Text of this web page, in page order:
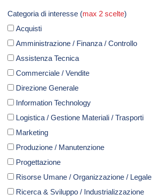
Categoria di interesse (max 2 scelte)
Acquisti
Amministrazione / Finanza / Controllo
Assistenza Tecnica
Commerciale / Vendite
Direzione Generale
Information Technology
Logistica / Gestione Materiali / Trasporti
Marketing
Produzione / Manutenzione
Progettazione
Risorse Umane / Organizzazione / Legale
Ricerca & Sviluppo / Industrializzazione